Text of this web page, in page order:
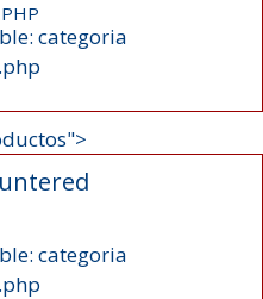
categoria
categoria